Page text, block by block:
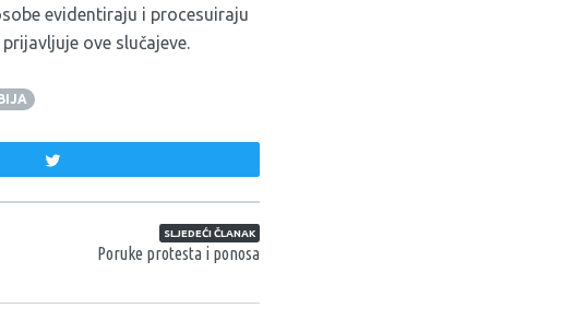
evidentiraju i procesuiraju
ove slučajeve.
SLJEDEĆI ČLANAK
Poruke protesta i ponosa